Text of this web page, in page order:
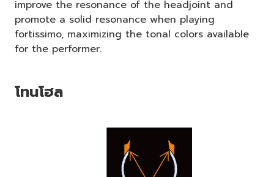
improve the resonance of the headjoint and
promote a solid resonance when playing
fortissimo, maximizing the tonal colors available
for the performer.
โทนโฮล